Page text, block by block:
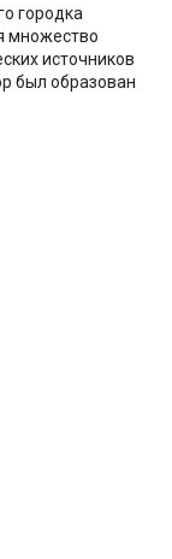
городка
множество
источников
был образован